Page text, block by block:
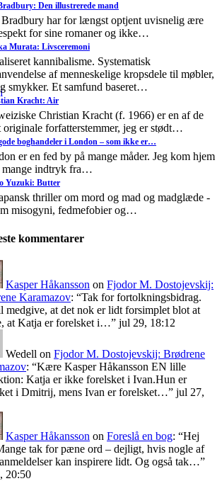
Den illustrerede mand
har for længst optjent uvisnelig ære
for sine romaner og ikke…
Murata: Livsceremoni
kannibalisme. Systematisk
af menneskelige kropsdele til møbler,
smykker. Et samfund baseret…
Kracht: Air
Christian Kracht (f. 1966) er en af de
originale forfatterstemmer, jeg er stødt…
boghandeler i London – som ikke er…
er en fed by på mange måder. Jeg kom hjem
mange indtryk fra…
Yuzuki: Butter
thriller om mord og mad og madglæde -
misogyni, fedmefobier og…
kommentarer
Kasper Håkansson on Fjodor M. Dostojevskij:
Karamazov: “Tak for fortolkningsbidrag.
medgive, at det nok er lidt forsimplet blot at
at Katja er forelsket i…” jul 29, 18:12
Wedell on Fjodor M. Dostojevskij: Brødrene
: “Kære Kasper Håkansson EN lille
Katja er ikke forelsket i Ivan.Hun er
i Dmitrij, mens Ivan er forelsket…” jul 27,
Kasper Håkansson on Foreslå en bog: “Hej
tak for pæne ord – dejligt, hvis nogle af
kan inspirere lidt. Og også tak…”
20:50